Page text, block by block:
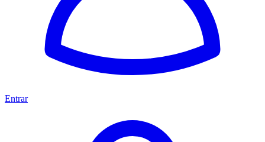
Entrar